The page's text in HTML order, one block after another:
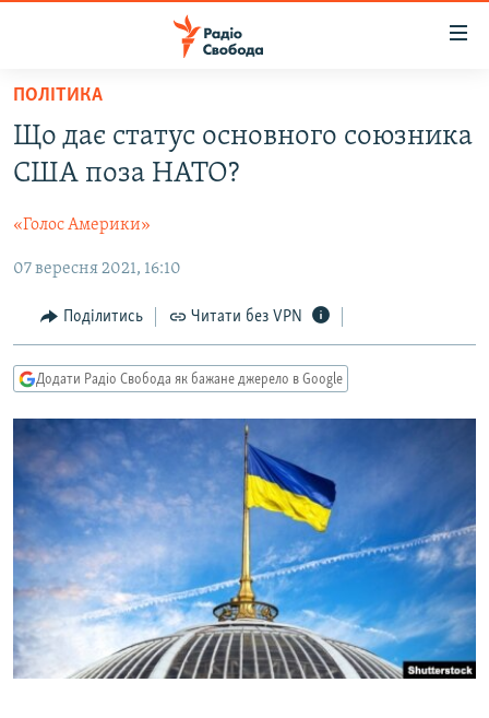
Перейти
основного
матеріалу
до
навігації
Перейти
пошуку
ВСЕ ЗА ДОБУ
ПОЛІТИКА
ЕКОНОМІКА
СУСПІЛЬСТВО
СПОРТ
СВІТ
ВІЙНА
РОСІЙСЬКА «ФІЛЬТРАЦІЯ»
ДОНБАС.РЕАЛІЇ
КРИМ.РЕАЛІЇ
ТИ ЯК?
СХЕМИ
КИТАЙ.ВИКЛИКИ
МУЛЬТИМЕДІА
ФОТО
СПЕЦПРОЄКТИ
ПОДКАСТИ
ПОЛІТИКА
Що дає статус основного союзника
США поза НАТО?
«Голос Америки»
07 вересня 2021, 16:10
Поділитись Читати без VPN
Додати Радіо Свобода як бажане джерело в Google